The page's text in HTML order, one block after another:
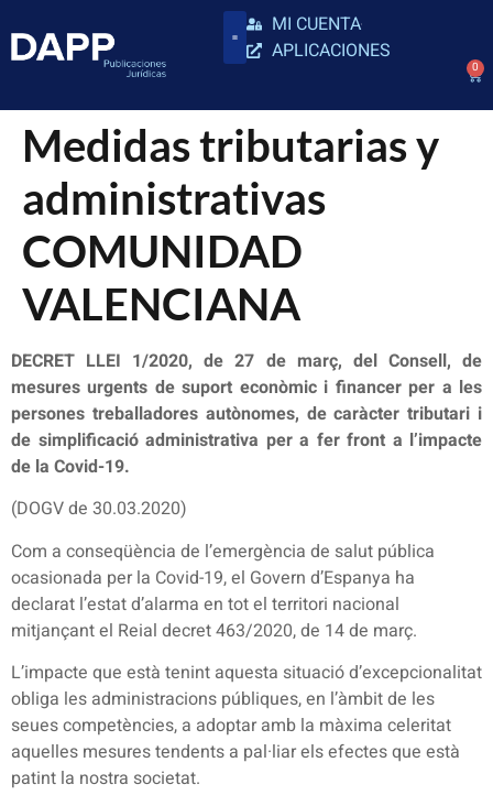
MI CUENTA
APLICACIONES
0
Medidas tributarias y
administrativas
COMUNIDAD
VALENCIANA
DECRET LLEI 1/2020, de 27 de març, del Consell, de
mesures urgents de suport econòmic i financer per a les
persones treballadores autònomes, de caràcter tributari i
de simplificació administrativa per a fer front a l’impacte
de la Covid-19.
(DOGV de 30.03.2020)
Com a conseqüència de l’emergència de salut pública
ocasionada per la Covid-19, el Govern d’Espanya ha
declarat l’estat d’alarma en tot el territori nacional
mitjançant el Reial decret 463/2020, de 14 de març.
L’impacte que està tenint aquesta situació d’excepcionalitat
obliga les administracions públiques, en l’àmbit de les
seues competències, a adoptar amb la màxima celeritat
aquelles mesures tendents a pal·liar els efectes que està
patint la nostra societat.